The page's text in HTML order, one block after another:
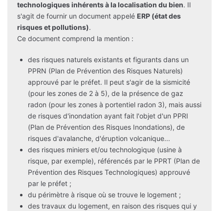
technologiques inhérents à la localisation du bien. Il
s'agit de fournir un document appelé ERP (état des
risques et pollutions).
Ce document comprend la mention :
des risques naturels existants et figurants dans un
PPRN (Plan de Prévention des Risques Naturels)
approuvé par le préfet. Il peut s'agir de la sismicité
(pour les zones de 2 à 5), de la présence de gaz
radon (pour les zones à portentiel radon 3), mais aussi
de risques d'inondation ayant fait l'objet d'un PPRI
(Plan de Prévention des Risques Inondations), de
risques d'avalanche, d'éruption volcanique...
des risques miniers et/ou technologique (usine à
risque, par exemple), référencés par le PPRT (Plan de
Prévention des Risques Technologiques) approuvé
par le préfet ;
du périmètre à risque où se trouve le logement ;
des travaux du logement, en raison des risques qui y